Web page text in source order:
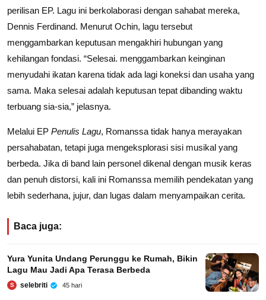
perilisan EP. Lagu ini berkolaborasi dengan sahabat mereka,
Dennis Ferdinand. Menurut Ochin, lagu tersebut
menggambarkan keputusan mengakhiri hubungan yang
kehilangan fondasi. “Selesai. menggambarkan keinginan
menyudahi ikatan karena tidak ada lagi koneksi dan usaha yang
sama. Maka selesai adalah keputusan tepat dibanding waktu
terbuang sia-sia,” jelasnya.
Melalui EP Penulis Lagu, Romanssa tidak hanya merayakan
persahabatan, tetapi juga mengeksplorasi sisi musikal yang
berbeda. Jika di band lain personel dikenal dengan musik keras
dan penuh distorsi, kali ini Romanssa memilih pendekatan yang
lebih sederhana, jujur, dan lugas dalam menyampaikan cerita.
Baca juga:
Yura Yunita Undang Perunggu ke Rumah, Bikin
Lagu Mau Jadi Apa Terasa Berbeda
S selebriti 45 hari